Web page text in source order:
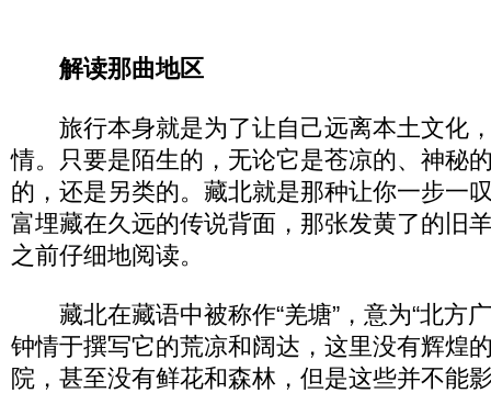
解读那曲地区
旅行本身就是为了让自己远离本土文化
情。只要是陌生的，无论它是苍凉的、神秘
的，还是另类的。藏北就是那种让你一步一
富埋藏在久远的传说背面，那张发黄了的旧
之前仔细地阅读。
藏北在藏语中被称作“羌塘”，意为“北方
钟情于撰写它的荒凉和阔达，这里没有辉煌
院，甚至没有鲜花和森林，但是这些并不能